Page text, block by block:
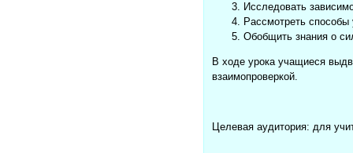
Исследовать
Рассмотреть
Обобщить знания о
В ходе урока учащиеся
взаимопроверкой.
Целевая аудитория: для